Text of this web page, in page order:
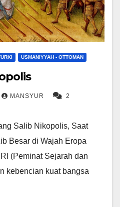
USMANIYYAH - OTTOMAN
MANSYUR 2
Salib Nikopolis, Saat
Besar di Wajah Eropa
(Peminat Sejarah dan
kebencian kuat bangsa